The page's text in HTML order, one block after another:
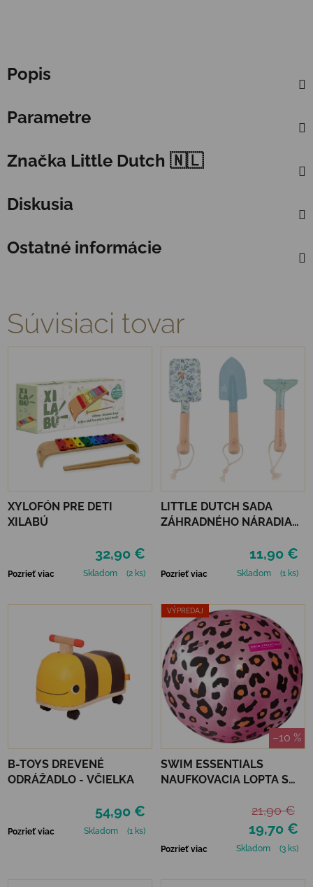
Popis
Parametre
Značka Little Dutch 🇳🇱
Diskusia
Ostatné informácie
Súvisiaci tovar
XYLOFÓN PRE DETI
XILABÚ
32,90 €
Pozrieť viac Skladom (2 ks)
LITTLE DUTCH SADA
ZÁHRADNÉHO NÁRADIA
11,90 €
Pozrieť viac Skladom (1 ks)
B-TOYS DREVENÉ
ODRÁŽADLO - VČIELKA
54,90 €
Pozrieť viac Skladom (1 ks)
VÝPREDAJ
–10 %
SWIM ESSENTIALS
NAUFKOVACIA LOPTA S
19,70 €
21,90 €
Pozrieť viac Skladom (3 ks)